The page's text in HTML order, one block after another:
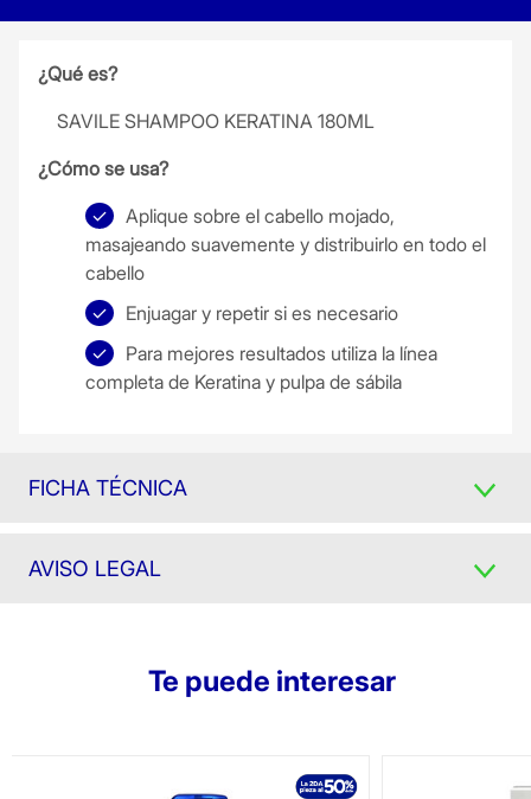
¿Qué es?
SAVILE SHAMPOO KERATINA 180ML
¿Cómo se usa?
Aplique sobre el cabello mojado,
masajeando suavemente y distribuirlo en todo el
cabello
Enjuagar y repetir si es necesario
Para mejores resultados utiliza la línea
completa de Keratina y pulpa de sábila
FICHA TÉCNICA
AVISO LEGAL
Te puede interesar